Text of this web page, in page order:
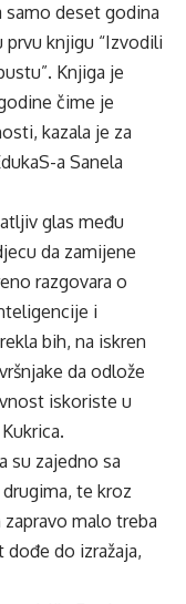
samo deset godina
prvu knjigu “Izvodili
Knjiga je
čime je
kazala je za
a Sanela
glas među
da zamijene
razgovara o
i
bih, na iskren
da odlože
iskoriste u
su zajedno sa
te kroz
malo treba
do izražaja,